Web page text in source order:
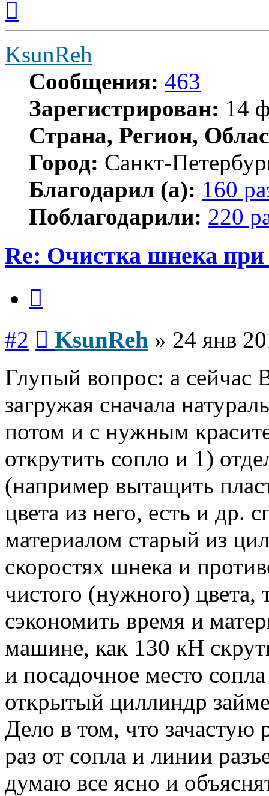
началу
KsunReh
Сообщения: 463
Зарегистрирован: 14
Страна, Регион,
Город: Санкт-
Благодарил (а): 160
Поблагодарили: 220
Re: Очистка шнека при
#2 KsunReh » 24 янв
Глупый вопрос: а
загружая сначала
потом и с нужным
открутить сопло и 1)
(например вытащить
цвета из него, есть и др.
материалом старый из
скоростях шнека и
чистого (нужного)
сэкономить время и
машине, как 130 кН
и посадочное место
открытый циллиндр
Дело в том, что зачастую
раз от сопла и линии
думаю все ясно и